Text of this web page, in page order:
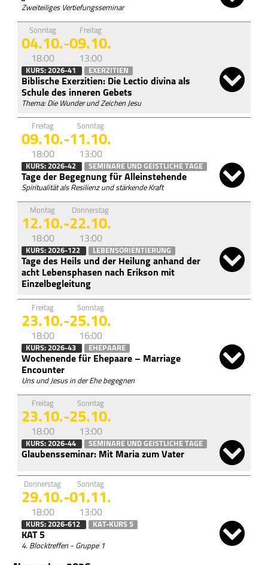
Zweiteiliges Vertiefungsseminar
Sonntag
04.10.
18:00
-
Freitag
09.10.
13:00
KURS: 2026-41 EXERZITIEN
Biblische Exerzitien: Die Lectio divina als
Schule des inneren Gebets
Thema: Die Wunder und Zeichen Jesu
Freitag
09.10.
18:00
-
Sonntag
11.10.
13:00
KURS: 2026-42 SEMINARE UND GEISTLICHE TAGE
Tage der Begegnung für Alleinstehende
Spiritualität als Resilienz und stärkende Kraft
Montag
12.10.
18:00
-
Donnerstag
22.10.
13:00
KURS: 2026-122 LEBENSORIENTIERUNG
Tage des Heils und der Heilung anhand der
acht Lebensphasen nach Erikson mit
Einzelbegleitung
Freitag
23.10.
18:00
-
Sonntag
25.10.
16:00
KURS: 2026-43 EHEPAARE
Wochenende für Ehepaare – Marriage
Encounter
Uns und Jesus in der Ehe begegnen
Freitag
23.10.
18:00
-
Sonntag
25.10.
13:00
KURS: 2026-44 SEMINARE UND GEISTLICHE TAGE
Glaubensseminar: Mit Maria zum Vater
Donnerstag
29.10.
18:00
-
Sonntag
01.11.
13:00
KURS: 2026-612 KAT-KURS 5
KAT 5
4. Blocktreffen - Gruppe 1